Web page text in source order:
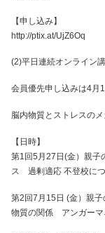
【申し込み】
http://ptix.at/UjZ6Oq
(2)平日連続オンライン
会員優先申し込みは4月
脳内物質とストレスの
【日時】
第1回5月27日(金）親
ス 過剰適応 不登校につ
第2回7月15日 (金）親
物質の関係 アンガーマ